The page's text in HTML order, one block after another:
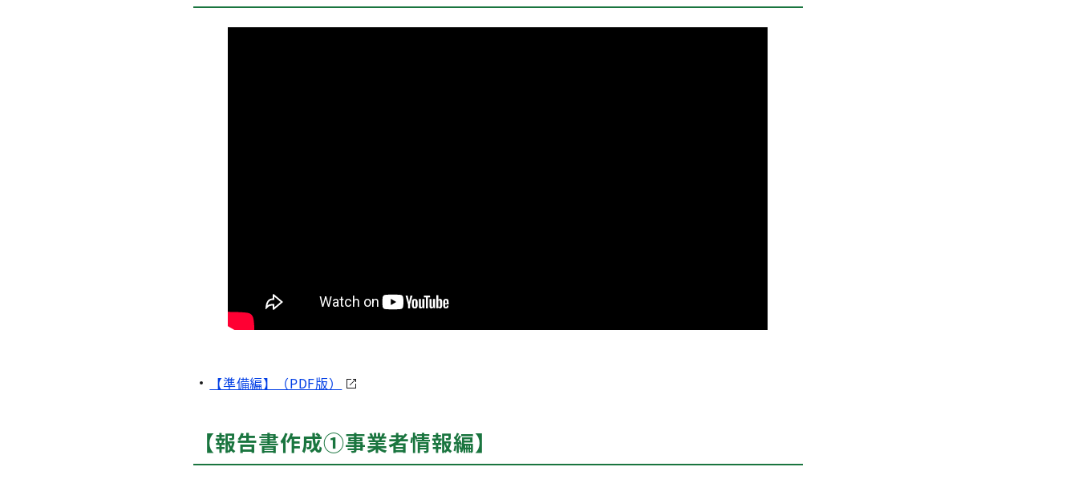
【準備編】（PDF版）
【報告書作成①事業者情報編】